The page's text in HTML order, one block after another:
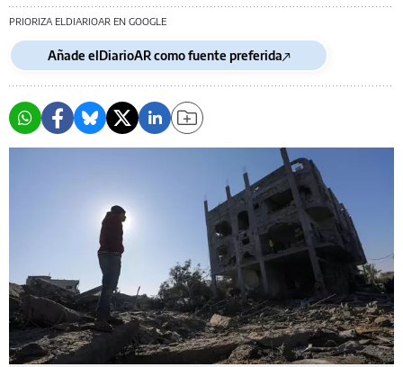
PRIORIZA ELDIARIOAR EN GOOGLE
Añade elDiarioAR como fuente preferida